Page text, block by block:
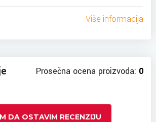
Više informacija
Prosečna ocena proizvoda: 0
DA OSTAVIM RECENZIJU